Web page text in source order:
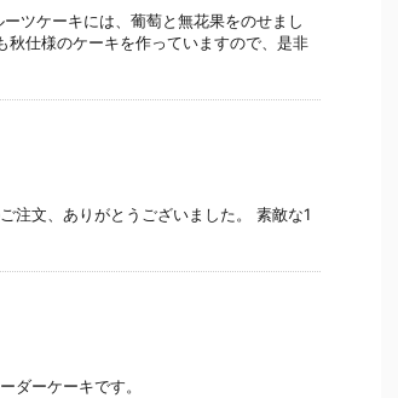
ツケーキには、葡萄と無花果をのせまし
仕様のケーキを作っていますので、是非
注文、ありがとうございました。 素敵な1
ダーケーキです。